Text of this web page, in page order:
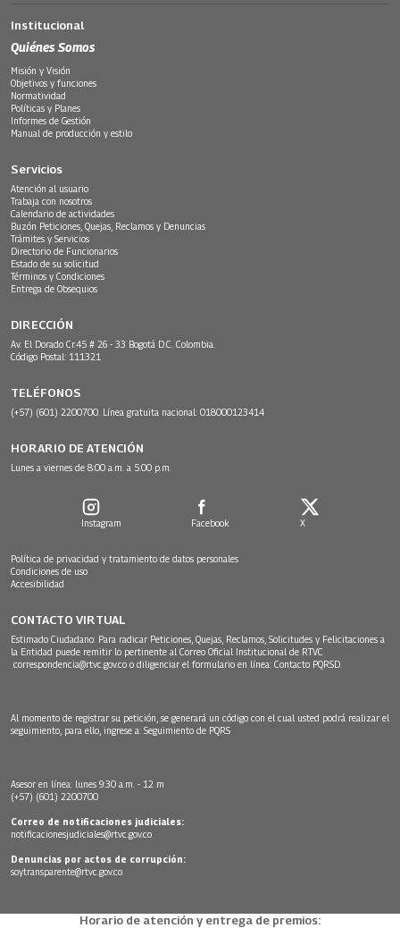
Institucional
Quiénes Somos
Misión y Visión
Objetivos y funciones
Normatividad
Políticas y Planes
Informes de Gestión
Manual de producción y estilo
Servicios
Atención al usuario
Trabaja con nosotros
Calendario de actividades
Buzón Peticiones, Quejas, Reclamos y Denuncias
Trámites y Servicios
Directorio de Funcionarios
Estado de su solicitud
Términos y Condiciones
Entrega de Obsequios
DIRECCIÓN
Av. El Dorado Cr.45 # 26 - 33 Bogotá D.C. Colombia.
Código Postal: 111321
TELÉFONOS
(+57) (601) 2200700. Línea gratuita nacional: 018000123414
HORARIO DE ATENCIÓN
Lunes a viernes de 8:00 a.m. a 5:00 p.m.
Instagram Facebook X
Política de privacidad y tratamiento de datos personales
Condiciones de uso
Accesibilidad
CONTACTO VIRTUAL
Estimado Ciudadano: Para radicar Peticiones, Quejas, Reclamos, Solicitudes y Felicitaciones a
la Entidad puede remitir lo pertinente al Correo Oficial Institucional de RTVC
correspondencia@rtvc.gov.co o diligenciar el formulario en línea: Contacto PQRSD.
Al momento de registrar su petición, se generará un código con el cual usted podrá realizar el
seguimiento, para ello, ingrese a: Seguimiento de PQRS
Asesor en línea: lunes 9:30 a.m. - 12 m
(+57) (601) 2200700
Correo de notificaciones judiciales:
notificacionesjudiciales@rtvc.gov.co
Denuncias por actos de corrupción:
soytransparente@rtvc.gov.co
Horario de atención y entrega de premios: